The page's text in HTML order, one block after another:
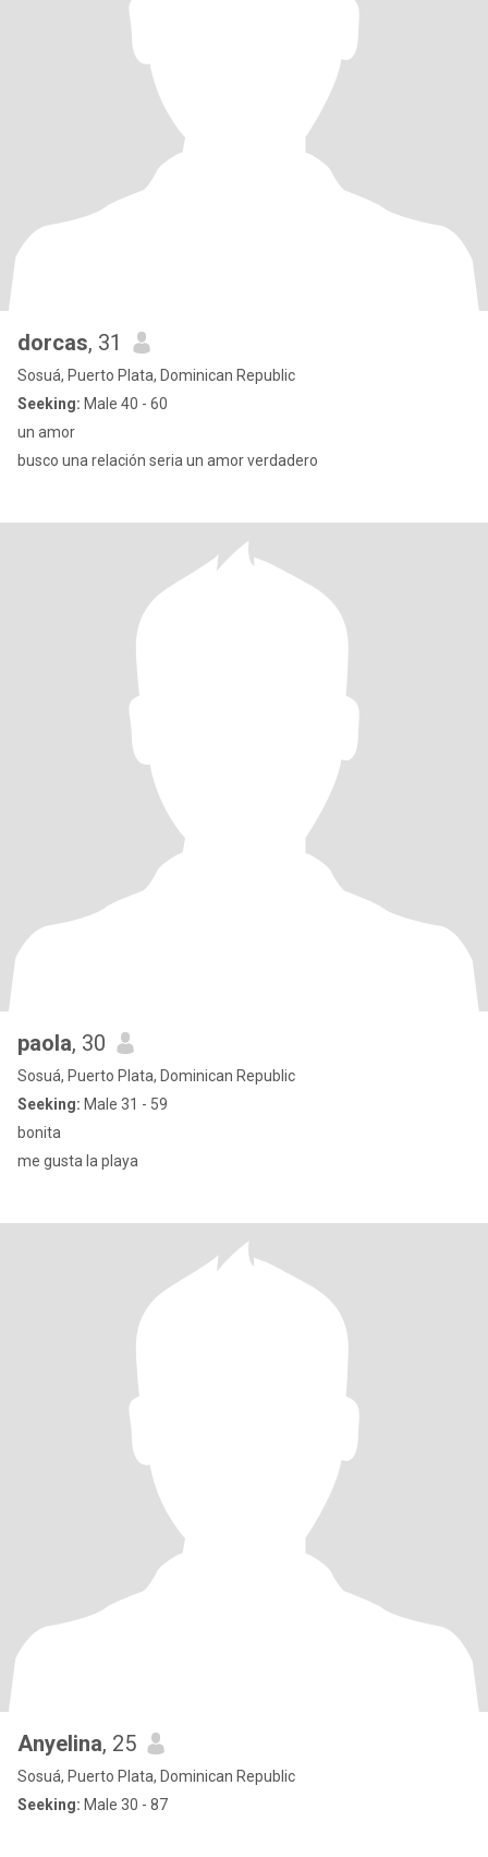
dorcas, 31
Sosuá, Puerto Plata, Dominican Republic
Seeking: Male 40 - 60
un amor
busco una relación seria un amor verdadero
paola, 30
Sosuá, Puerto Plata, Dominican Republic
Seeking: Male 31 - 59
bonita
me gusta la playa
Anyelina, 25
Sosuá, Puerto Plata, Dominican Republic
Seeking: Male 30 - 87